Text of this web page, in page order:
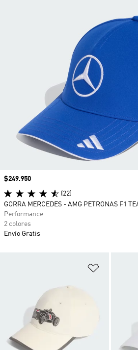
Precio
$249.950
(22)
GORRA MERCEDES - AMG PETRONAS F1
Performance
2 colores
Envío Gratis